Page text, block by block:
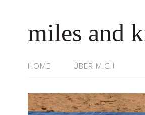
miles and
HOME ÜBER MICH